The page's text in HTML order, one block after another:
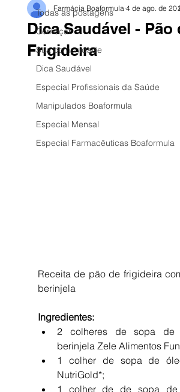
Todas as postagens
Começar
Sua comunidade
Dica Saudável
Especial Profissionais da Saúde
Manipulados Boaformula
Especial Mensal
Especial Farmacêuticas Boaformula
Dica Saudável - Pão
Frigideira
Farmácia Boaformula 4 de ago. de
Receita de pão de frigideira
berinjela
Ingredientes:
2 colheres de sopa de
berinjela Zele Alimentos
1 colher de sopa de
NutriGold*;
1 colher de de sopa de